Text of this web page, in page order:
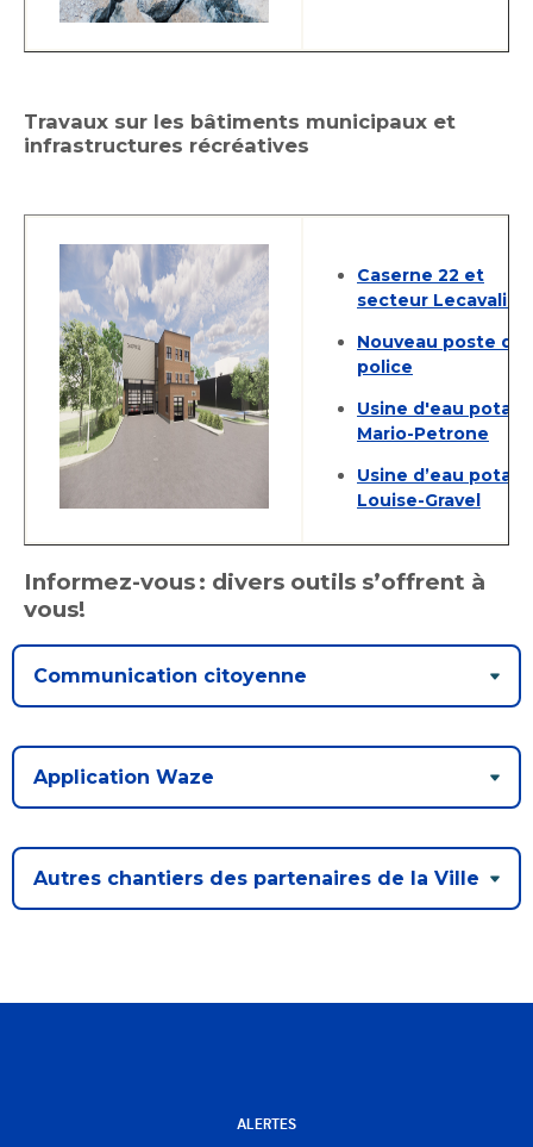
Travaux sur les bâtiments municipaux et
infrastructures récréatives
Caserne 22 et
secteur Lecavalier
Nouveau poste de
police
Usine d'eau
Mario-Petrone
Usine d’eau
Louise-Gravel
Informez-vous : divers outils s’offrent à
vous!
Communication citoyenne
Application Waze
Autres chantiers des partenaires de la Ville
ALERTES